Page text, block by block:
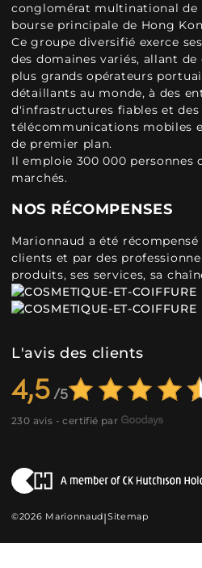
conglomérat multinational de
bourse principale de Hong
Ce groupe diversifié exerce
des domaines variés, allant de
plus grands opérateurs
détaillants au monde, à des
d'infrastructures fiables et des
télécommunications mobiles
de premier plan.
Il emploie 300 000 personnes
marchés.
NOS RÉCOMPENSES
Marionnaud a été
clients et par des
produits, ses services, sa
L'avis des clients
4,5
230 avis - certifié par
©2026 Marionnaud|Sitemap